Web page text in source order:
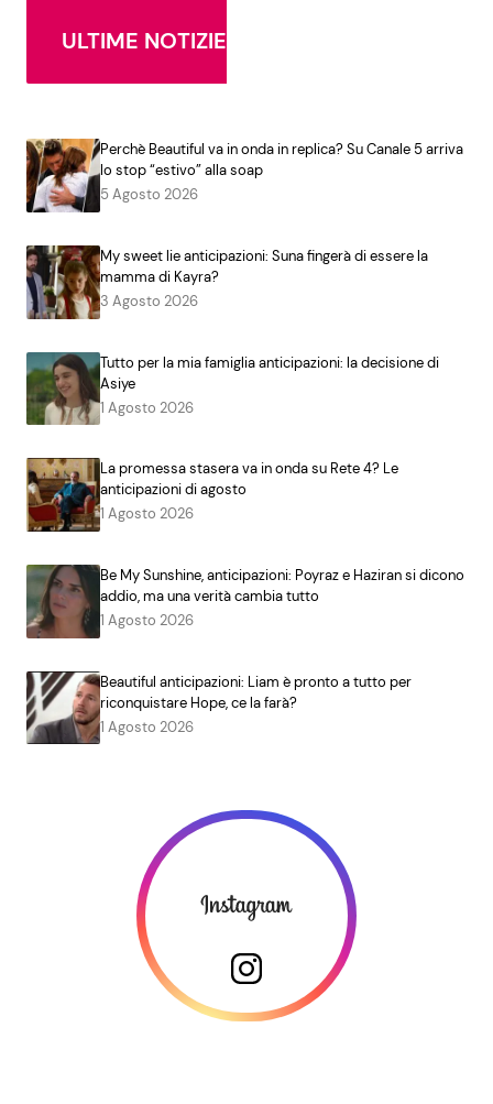
ULTIME NOTIZIE
Perchè Beautiful va in onda in replica? Su Canale 5 arriva
lo stop “estivo” alla soap
5 Agosto 2026
My sweet lie anticipazioni: Suna fingerà di essere la
mamma di Kayra?
3 Agosto 2026
Tutto per la mia famiglia anticipazioni: la decisione di
Asiye
1 Agosto 2026
La promessa stasera va in onda su Rete 4? Le
anticipazioni di agosto
1 Agosto 2026
Be My Sunshine, anticipazioni: Poyraz e Haziran si dicono
addio, ma una verità cambia tutto
1 Agosto 2026
Beautiful anticipazioni: Liam è pronto a tutto per
riconquistare Hope, ce la farà?
1 Agosto 2026